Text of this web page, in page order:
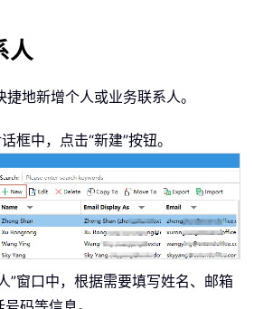
人
地新增个人或业务联系人。
框中，点击“新建”按钮。
”窗口中，根据需要填写姓名、邮箱